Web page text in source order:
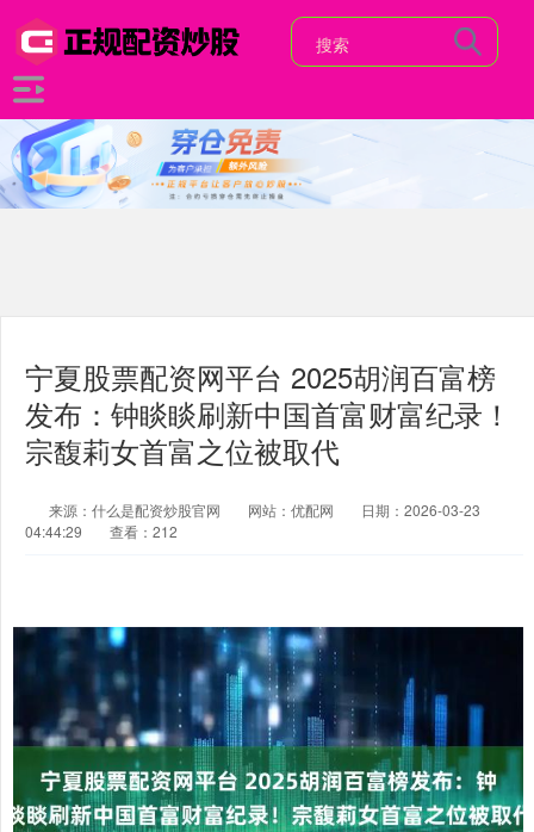
宁夏股票配资网平台 2025胡润百富榜
发布：钟睒睒刷新中国首富财富纪录！
宗馥莉女首富之位被取代
来源：什么是配资炒股官网 网站：优配网
日期：2026-03-23
04:44:29
查看：212